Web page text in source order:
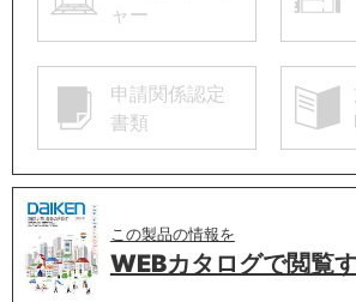
ャー
申請関係認定
書類
この製品の情報を
WEBカタログで閲覧